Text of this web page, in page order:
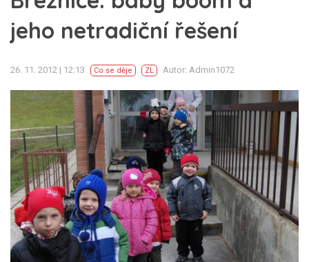
jeho netradiční řešení
26. 11. 2012 | 12:13 Co se děje ZL Autor: Admin1072